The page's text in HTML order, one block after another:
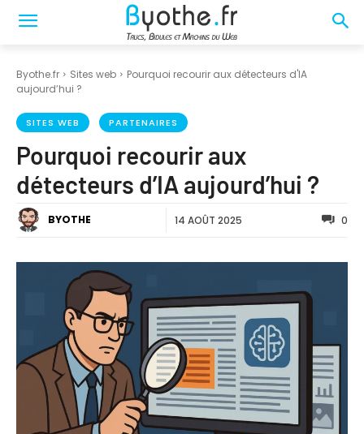
Byothe.fr Sites web
Pourquoi recourir aux détecteurs d'IA
aujourd’hui ?
SITES WEB PARTENAIRES
Pourquoi recourir aux
détecteurs d’IA aujourd’hui ?
BYOTHE 14 AOÛT 2025 0